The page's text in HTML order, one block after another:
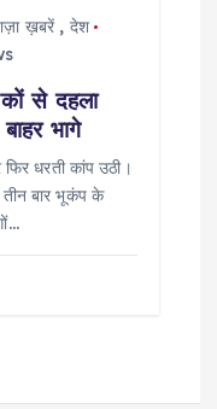
ख़बरें , देश
से दहला
भागे
धरती कांप उठी।
बार भूकंप के